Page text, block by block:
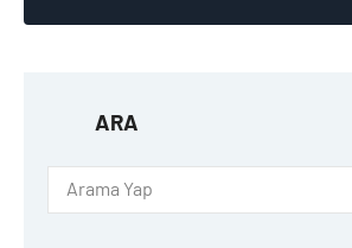
ARA